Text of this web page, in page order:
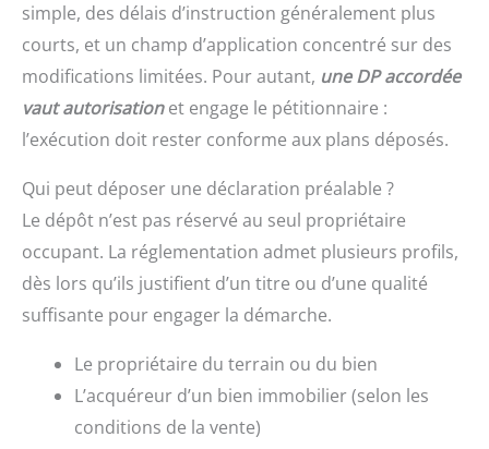
simple, des délais d’instruction généralement plus
courts, et un champ d’application concentré sur des
modifications limitées. Pour autant, une DP accordée
vaut autorisationet engage le pétitionnaire :
l’exécution doit rester conforme aux plans déposés.
Qui peut déposer une déclaration préalable ?
Le dépôt n’est pas réservé au seul propriétaire
occupant. La réglementation admet plusieurs profils,
dès lors qu’ils justifient d’un titre ou d’une qualité
suffisante pour engager la démarche.
Le propriétaire du terrain ou du bien
L’acquéreur d’un bien immobilier (selon les
conditions de la vente)